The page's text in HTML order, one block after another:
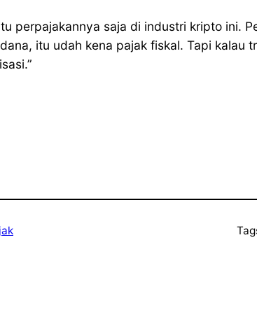
perpajakannya saja di industri kripto ini.
itu udah kena pajak fiskal. Tapi